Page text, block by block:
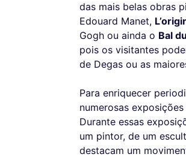
das mais belas obras
Edouard Manet,
Gogh ou ainda o Bal
pois os visitantes
de Degas ou as
Para enriquecer
numerosas
Durante essas
um pintor, de um
destacam um